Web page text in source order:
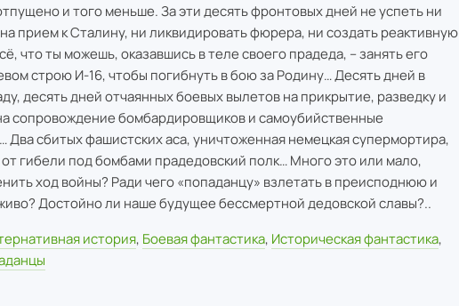
и того меньше. За эти десять фронтовых дней не успеть ни
прием к Сталину, ни ликвидировать фюрера, ни создать реактивную
что ты можешь, оказавшись в теле своего прадеда, – занять его
строю И-16, чтобы погибнуть в бою за Родину… Десять дней в
десять дней отчаянных боевых вылетов на прикрытие, разведку и
сопровождение бомбардировщиков и самоубийственные
Два сбитых фашистских аса, уничтоженная немецкая супермортира,
гибели под бомбами прадедовский полк… Много это или мало,
ход войны? Ради чего «попаданцу» взлетать в преисподнюю и
Достойно ли наше будущее бессмертной дедовской славы?..
история, Боевая фантастика, Историческая фантастика,